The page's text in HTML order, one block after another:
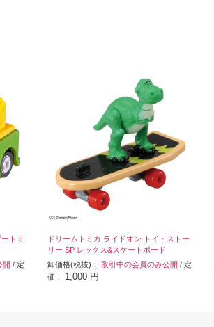
トミ
開 / 定
ドリームトミカ ライドオン トイ・ストー
リー SP レックス&スケートボード
卸価格(税抜)： 取引中の会員のみ公開 / 定
価： 1,000 円